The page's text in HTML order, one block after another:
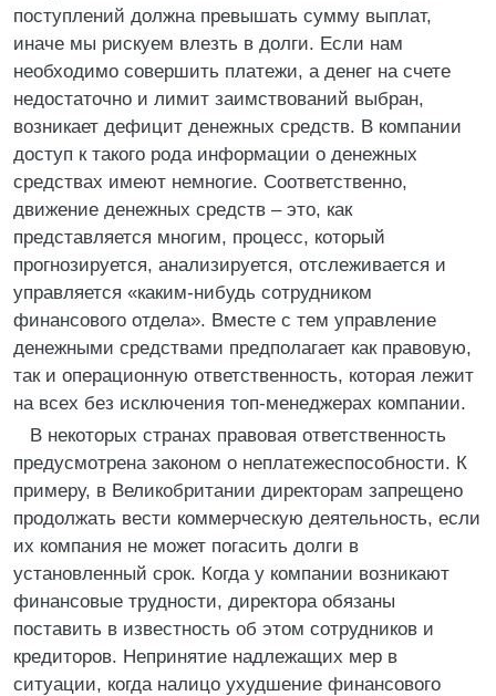
поступлений должна превышать сумму выплат,
иначе мы рискуем влезть в долги. Если нам
необходимо совершить платежи, а денег на счете
недостаточно и лимит заимствований выбран,
возникает дефицит денежных средств. В компании
доступ к такого рода информации о денежных
средствах имеют немногие. Соответственно,
движение денежных средств – это, как
представляется многим, процесс, который
прогнозируется, анализируется, отслеживается и
управляется «каким-нибудь сотрудником
финансового отдела». Вместе с тем управление
денежными средствами предполагает как правовую,
так и операционную ответственность, которая лежит
на всех без исключения топ-менеджерах компании.
В некоторых странах правовая ответственность
предусмотрена законом о неплатежеспособности. К
примеру, в Великобритании директорам запрещено
продолжать вести коммерческую деятельность, если
их компания не может погасить долги в
установленный срок. Когда у компании возникают
финансовые трудности, директора обязаны
поставить в известность об этом сотрудников и
кредиторов. Непринятие надлежащих мер в
ситуации, когда налицо ухудшение финансового